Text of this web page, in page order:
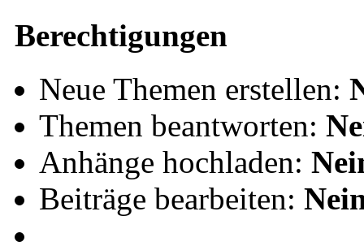
Berechtigungen
Neue Themen erstellen:
Themen beantworten:
Anhänge hochladen:
Beiträge bearbeiten: